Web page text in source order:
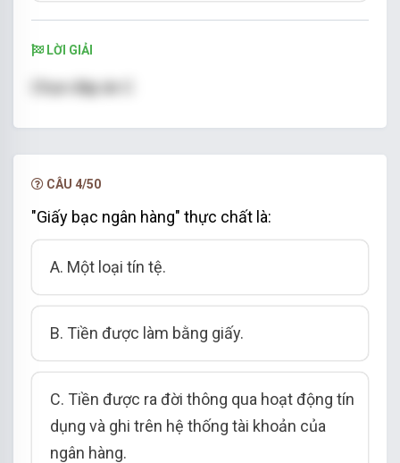
LỜI GIẢI
Chọn đáp án C
CÂU 4/50
"Giấy bạc ngân hàng" thực chất là:
A. Một loại tín tệ.
B. Tiền được làm bằng giấy.
C. Tiền được ra đời thông qua hoạt động tín
dụng và ghi trên hệ thống tài khoản của
ngân hàng.